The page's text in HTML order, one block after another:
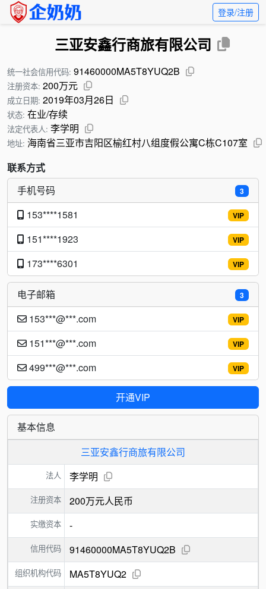
登录/注册
三亚安鑫行商旅有限公司
统一社会信用代码: 91460000MA5T8YUQ2B
注册资本: 200万元
成立日期: 2019年03月26日
状态: 在业/存续
法定代表人: 李学明
地址: 海南省三亚市吉阳区榆红村八组度假公寓C栋C107室
联系方式
3
手机号码
VIP
153****1581
VIP
151****1923
VIP
173****6301
3
电子邮箱
VIP
153***@***.com
VIP
151***@***.com
VIP
499***@***.com
开通VIP
基本信息
三亚安鑫行商旅有限公司
法人 李学明
注册资本 200万元人民币
实缴资本 -
信用代码 91460000MA5T8YUQ2B
组织机构代码 MA5T8YUQ2